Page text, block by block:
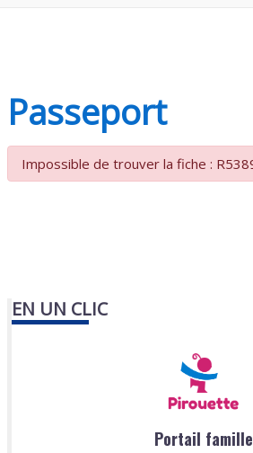
Passeport
Impossible de trouver la fiche :
EN UN CLIC
Portail famille